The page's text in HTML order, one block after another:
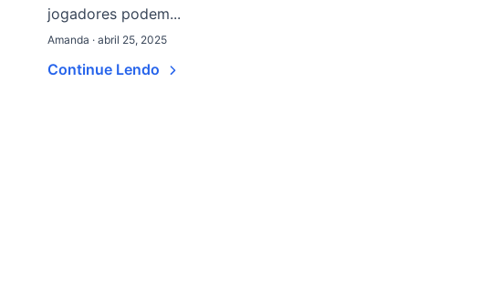
jogadores podem...
Amanda · abril 25, 2025
Continue Lendo